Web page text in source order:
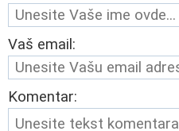
Vaš email:
Komentar: